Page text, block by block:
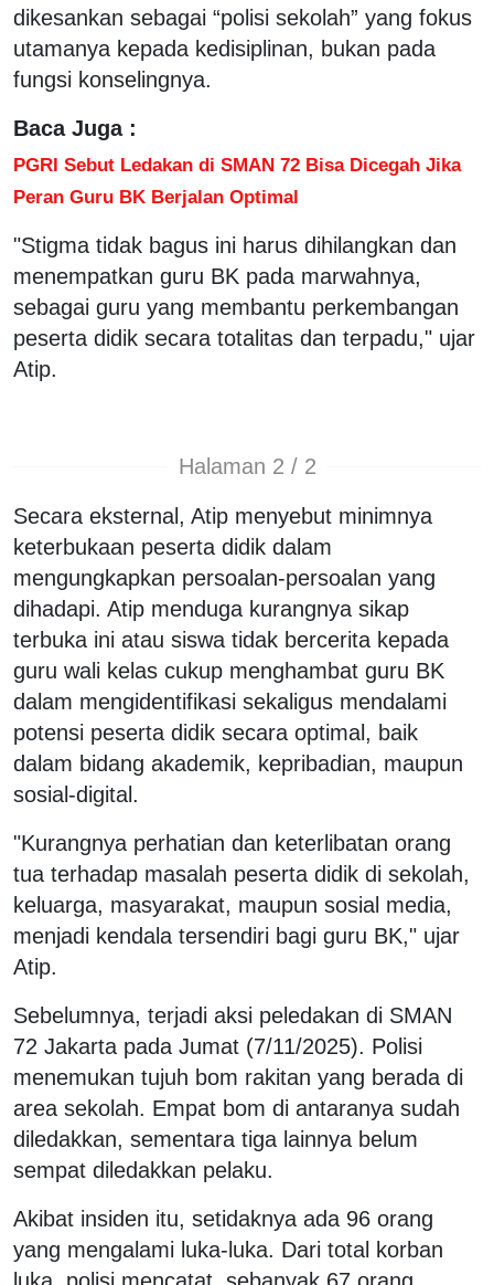
dikesankan sebagai “polisi sekolah” yang fokus
utamanya kepada kedisiplinan, bukan pada
fungsi konselingnya.
Baca Juga :
PGRI Sebut Ledakan di SMAN 72 Bisa Dicegah Jika
Peran Guru BK Berjalan Optimal
"Stigma tidak bagus ini harus dihilangkan dan
menempatkan guru BK pada marwahnya,
sebagai guru yang membantu perkembangan
peserta didik secara totalitas dan terpadu," ujar
Atip.
Halaman 2 / 2
Secara eksternal, Atip menyebut minimnya
keterbukaan peserta didik dalam
mengungkapkan persoalan-persoalan yang
dihadapi. Atip menduga kurangnya sikap
terbuka ini atau siswa tidak bercerita kepada
guru wali kelas cukup menghambat guru BK
dalam mengidentifikasi sekaligus mendalami
potensi peserta didik secara optimal, baik
dalam bidang akademik, kepribadian, maupun
sosial-digital.
"Kurangnya perhatian dan keterlibatan orang
tua terhadap masalah peserta didik di sekolah,
keluarga, masyarakat, maupun sosial media,
menjadi kendala tersendiri bagi guru BK," ujar
Atip.
Sebelumnya, terjadi aksi peledakan di SMAN
72 Jakarta pada Jumat (7/11/2025). Polisi
menemukan tujuh bom rakitan yang berada di
area sekolah. Empat bom di antaranya sudah
diledakkan, sementara tiga lainnya belum
sempat diledakkan pelaku.
Akibat insiden itu, setidaknya ada 96 orang
yang mengalami luka-luka. Dari total korban